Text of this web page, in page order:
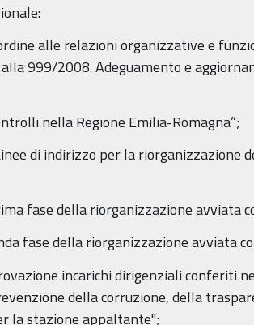
alle relazioni organizzative e
999/2008. Adeguamento e
nella Regione Emilia-Romagna”;
di indirizzo per la riorganizzazione
fase della riorganizzazione avviata
fase della riorganizzazione avviata
incarichi dirigenziali conferiti
della corruzione, della
la stazione appaltante";